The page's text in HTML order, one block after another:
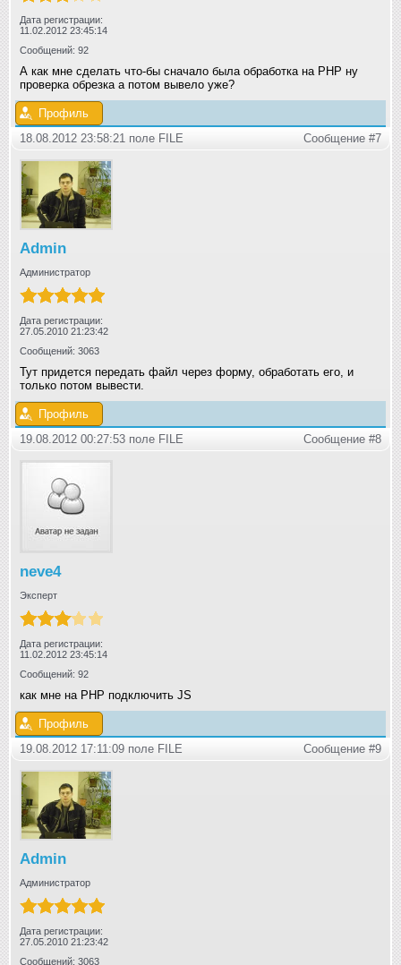
Дата регистрации:
11.02.2012 23:45:14
Сообщений: 92
А как мне сделать что-бы сначало была обработка на PHP ну
проверка обрезка а потом вывело уже?
Профиль
18.08.2012 23:58:21 поле FILE
Сообщение #7
Admin
Администратор
Дата регистрации:
27.05.2010 21:23:42
Сообщений: 3063
Тут придется передать файл через форму, обработать его, и
только потом вывести.
Профиль
19.08.2012 00:27:53 поле FILE
Сообщение #8
neve4
Эксперт
Дата регистрации:
11.02.2012 23:45:14
Сообщений: 92
как мне на PHP подключить JS
Профиль
19.08.2012 17:11:09 поле FILE
Сообщение #9
Admin
Администратор
Дата регистрации:
27.05.2010 21:23:42
Сообщений: 3063